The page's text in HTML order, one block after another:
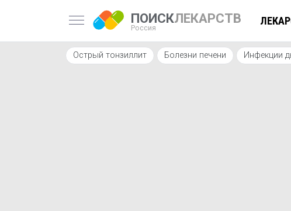
ПОИСКЛЕКАРСТВ
Россия
Острый тонзиллит Болезни печени Инфекции